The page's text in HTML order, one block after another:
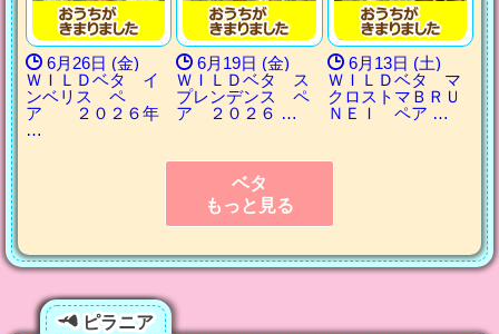
6月26日 (金)
ＷＩＬＤベタ イ
ンベリス ペ
ア ２０２６年
…
6月19日 (金)
ＷＩＬＤベタ ス
プレンデンス ペ
ア ２０２６ …
6月13日 (土)
ＷＩＬＤベタ マ
クロストマＢＲＵ
ＮＥＩ ペア …
ベタ
もっと見る
ピラニア